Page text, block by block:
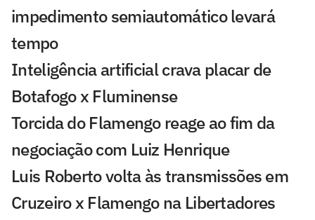
impedimento semiautomático levará
tempo
Inteligência artificial crava placar de
Botafogo x Fluminense
Torcida do Flamengo reage ao fim da
negociação com Luiz Henrique
Luis Roberto volta às transmissões em
Cruzeiro x Flamengo na Libertadores